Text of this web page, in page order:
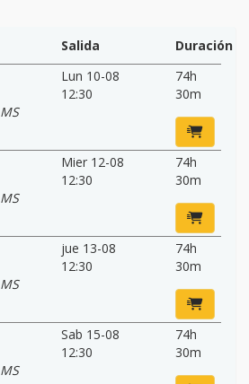
Salida
Duración
MS
Lun 10-08
12:30
74h
30m
MS
Mier 12-08
12:30
74h
30m
MS
jue 13-08
12:30
74h
30m
MS
Sab 15-08
12:30
74h
30m